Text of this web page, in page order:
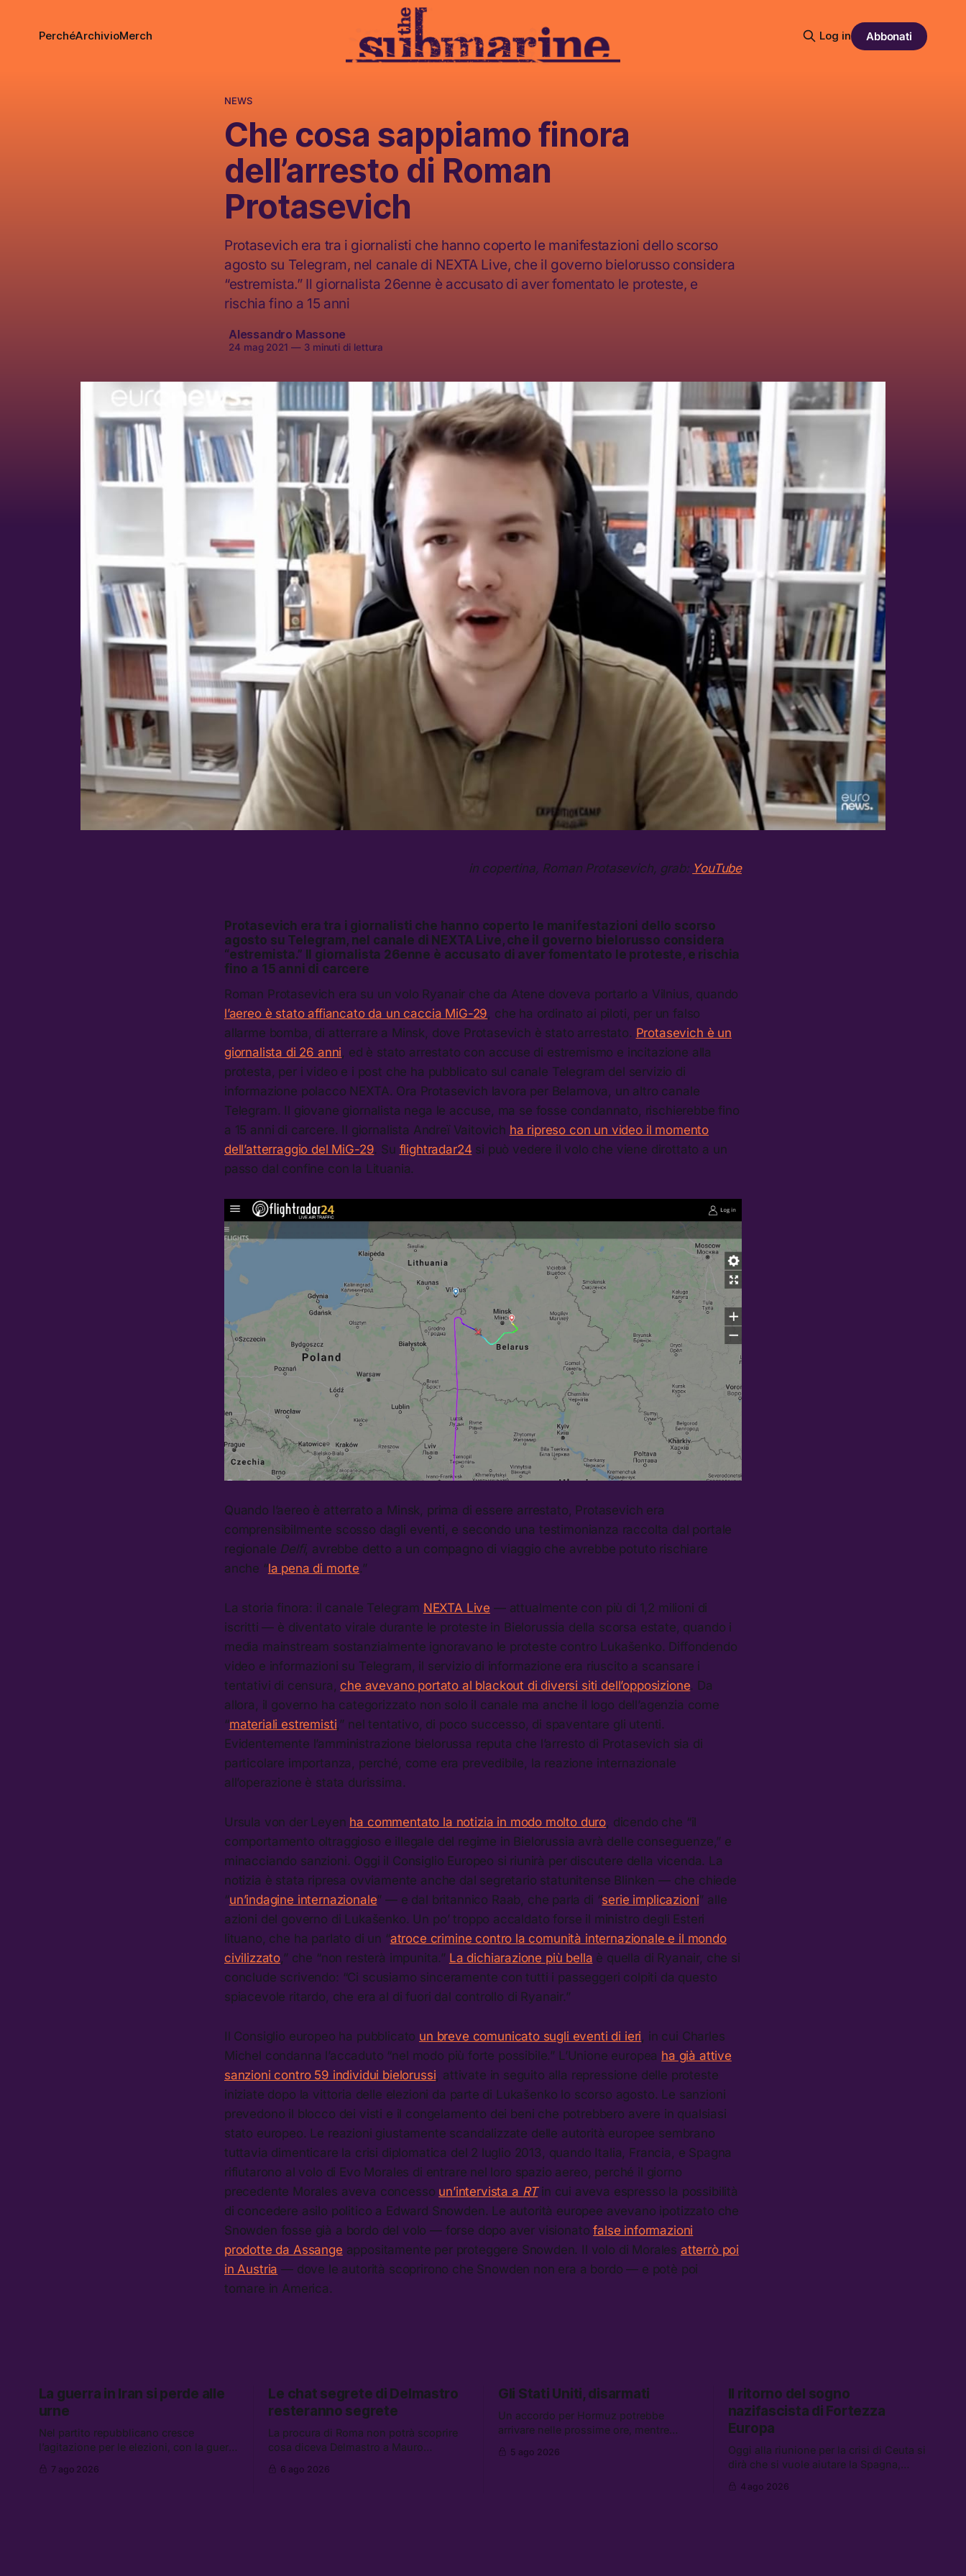
PerchéArchivioMerch Log in Abbonati
NEWS
Che cosa sappiamo finora
dell’arresto di Roman
Protasevich
Protasevich era tra i giornalisti che hanno coperto le manifestazioni dello scorso
agosto su Telegram, nel canale di NEXTA Live, che il governo bielorusso considera
“estremista.” Il giornalista 26enne è accusato di aver fomentato le proteste, e
rischia fino a 15 anni
Alessandro Massone
24 mag 2021 —3 minuti di lettura
in copertina, Roman Protasevich, grab: YouTube
Protasevich era tra i giornalisti che hanno coperto le manifestazioni dello scorso
agosto su Telegram, nel canale di NEXTA Live, che il governo bielorusso considera
“estremista.” Il giornalista 26enne è accusato di aver fomentato le proteste, e rischia
fino a 15 anni di carcere
Roman Protasevich era su un volo Ryanair che da Atene doveva portarlo a Vilnius, quando
l’aereo è stato affiancato da un caccia MiG-29, che ha ordinato ai piloti, per un falso
allarme bomba, di atterrare a Minsk, dove Protasevich è stato arrestato. Protasevich è un
giornalista di 26 anni, ed è stato arrestato con accuse di estremismo e incitazione alla
protesta, per i video e i post che ha pubblicato sul canale Telegram del servizio di
informazione polacco NEXTA. Ora Protasevich lavora per Belamova, un altro canale
Telegram. Il giovane giornalista nega le accuse, ma se fosse condannato, rischierebbe fino
a 15 anni di carcere. Il giornalista Andreï Vaitovich ha ripreso con un video il momento
dell’atterraggio del MiG-29. Su flightradar24 si può vedere il volo che viene dirottato a un
passo dal confine con la Lituania.
Quando l’aereo è atterrato a Minsk, prima di essere arrestato, Protasevich era
comprensibilmente scosso dagli eventi, e secondo una testimonianza raccolta dal portale
regionale Delfi, avrebbe detto a un compagno di viaggio che avrebbe potuto rischiare
anche “la pena di morte.”
La storia finora: il canale Telegram NEXTA Live — attualmente con più di 1,2 milioni di
iscritti — è diventato virale durante le proteste in Bielorussia della scorsa estate, quando i
media mainstream sostanzialmente ignoravano le proteste contro Lukašenko. Diffondendo
video e informazioni su Telegram, il servizio di informazione era riuscito a scansare i
tentativi di censura, che avevano portato al blackout di diversi siti dell’opposizione. Da
allora, il governo ha categorizzato non solo il canale ma anche il logo dell’agenzia come
“materiali estremisti,” nel tentativo, di poco successo, di spaventare gli utenti.
Evidentemente l’amministrazione bielorussa reputa che l’arresto di Protasevich sia di
particolare importanza, perché, come era prevedibile, la reazione internazionale
all’operazione è stata durissima.
Ursula von der Leyen ha commentato la notizia in modo molto duro, dicendo che “il
comportamento oltraggioso e illegale del regime in Bielorussia avrà delle conseguenze,” e
minacciando sanzioni. Oggi il Consiglio Europeo si riunirà per discutere della vicenda. La
notizia è stata ripresa ovviamente anche dal segretario statunitense Blinken — che chiede
“un’indagine internazionale” — e dal britannico Raab, che parla di “serie implicazioni” alle
azioni del governo di Lukašenko. Un po’ troppo accaldato forse il ministro degli Esteri
lituano, che ha parlato di un “atroce crimine contro la comunità internazionale e il mondo
civilizzato,” che “non resterà impunita.” La dichiarazione più bella è quella di Ryanair, che si
conclude scrivendo: “Ci scusiamo sinceramente con tutti i passeggeri colpiti da questo
spiacevole ritardo, che era al di fuori dal controllo di Ryanair.”
Il Consiglio europeo ha pubblicato un breve comunicato sugli eventi di ieri, in cui Charles
Michel condanna l’accaduto “nel modo più forte possibile.” L’Unione europea ha già attive
sanzioni contro 59 individui bielorussi, attivate in seguito alla repressione delle proteste
iniziate dopo la vittoria delle elezioni da parte di Lukašenko lo scorso agosto. Le sanzioni
prevedono il blocco dei visti e il congelamento dei beni che potrebbero avere in qualsiasi
stato europeo. Le reazioni giustamente scandalizzate delle autorità europee sembrano
tuttavia dimenticare la crisi diplomatica del 2 luglio 2013, quando Italia, Francia, e Spagna
rifiutarono al volo di Evo Morales di entrare nel loro spazio aereo, perché il giorno
precedente Morales aveva concesso un’intervista a RTin cui aveva espresso la possibilità
di concedere asilo politico a Edward Snowden. Le autorità europee avevano ipotizzato che
Snowden fosse già a bordo del volo — forse dopo aver visionatofalse informazioni
prodotte da Assange appositamente per proteggere Snowden. Il volo di Morales atterrò poi
in Austria — dove le autorità scoprirono che Snowden non era a bordo — e potè poi
tornare in America.
La guerra in Iran si perde alle
urne
Nel partito repubblicano cresce
l’agitazione per le elezioni, con la guerra
le altre notizie: due alti dirigenti del
7 ago 2026
Le chat segrete di Delmastro
resteranno segrete
La procura di Roma non potrà scoprire
cosa diceva Delmastro a Mauro
clan Senese. Tra le altre notizie: le IDF
6 ago 2026
Gli Stati Uniti, disarmati
Un accordo per Hormuz potrebbe
arrivare nelle prossime ore, mentre
gli Stati Uniti come disarmati. Tra le
5 ago 2026
Il ritorno del sogno
nazifascista di Fortezza
Europa
Oggi alla riunione per la crisi di Ceuta si
dirà che si vuole aiutare la Spagna,
migranti. Tra le altre notizie:
4 ago 2026